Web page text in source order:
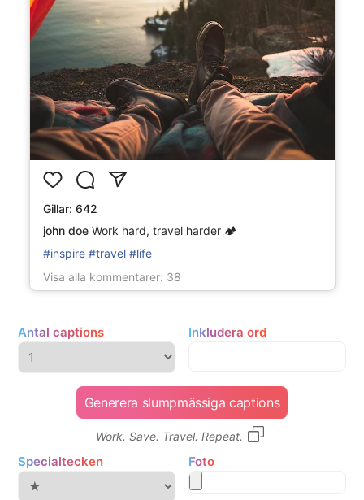
Gillar: 642
john doe Work hard, travel harder 🏕️
#inspire #travel #life
Visa alla kommentarer: 38
Antal captions Inkludera ord
Generera slumpmässiga captions
Work. Save. Travel. Repeat.
Specialtecken Foto